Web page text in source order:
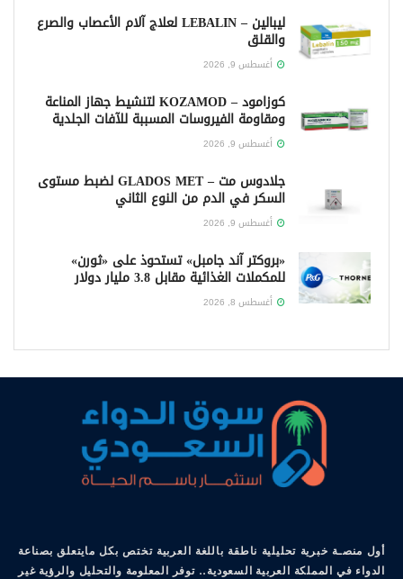
ليبالين – LEBALIN لعلاج آلام الأعصاب والصرع
والقلق
أغسطس 9, 2026
كوزامود – KOZAMOD لتنشيط جهاز المناعة
ومقاومة الفيروسات المسببة للآفات الجلدية
أغسطس 9, 2026
جلادوس مت – GLADOS MET لضبط مستوى
السكر في الدم من النوع الثاني
أغسطس 9, 2026
«بروكتر آند جامبل» تستحوذ على «ثورن»
للمكملات الغذائية مقابل 3.8 مليار دولار
أغسطس 8, 2026
أول منصـة خبرية تحليلية ناطقة باللغة العربية تختص بكل مايتعلق بصناعة
الدواء في المملكة العربية السعودية.. توفر المعلومة والتحليل والرؤية غير